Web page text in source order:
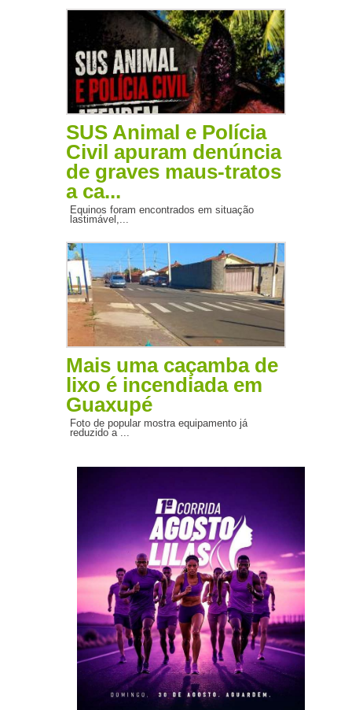
SUS Animal e Polícia
Civil apuram denúncia
de graves maus-tratos
a ca...
Equinos foram encontrados em situação
lastimável,...
Mais uma caçamba de
lixo é incendiada em
Guaxupé
Foto de popular mostra equipamento já
reduzido a ...